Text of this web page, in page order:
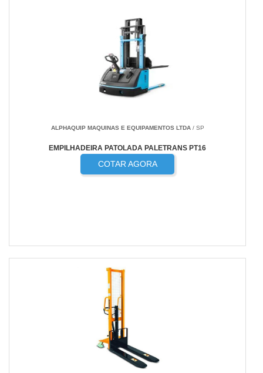
ALPHAQUIP MAQUINAS E EQUIPAMENTOS LTDA/ SP
EMPILHADEIRA PATOLADA PALETRANS PT16
COTAR AGORA